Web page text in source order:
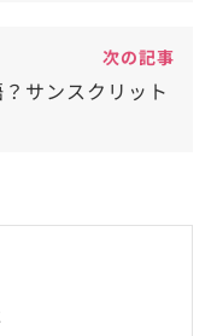
次の記事
サンスクリット